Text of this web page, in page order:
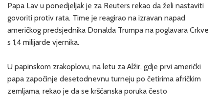
Papa Lav u ponedjeljak je za Reuters rekao da želi nastaviti
govoriti protiv rata. Time je reagirao na izravan napad
američkog predsjednika Donalda Trumpa na poglavara Crkve
s 1,4 milijarde vjernika.
U papinskom zrakoplovu, na letu za Alžir, gdje prvi američki
papa započinje desetodnevnu turneju po četirima afričkim
zemljama, rekao je da se kršćanska poruka često